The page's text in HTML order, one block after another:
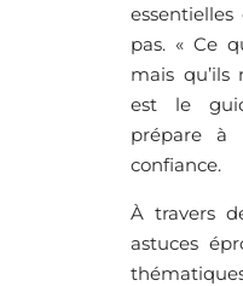
pas. « Ce
mais qu’ils
est le
prépare à
confiance.
À travers
astuces